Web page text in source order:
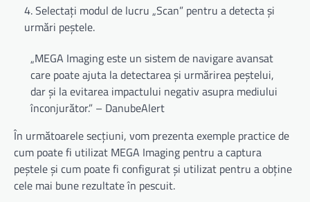
Selectați modul de lucru „Scan” pentru a detecta și
urmări peștele.
„MEGA Imaging este un sistem de navigare avansat
care poate ajuta la detectarea și urmărirea peștelui,
dar și la evitarea impactului negativ asupra mediului
înconjurător.” – DanubeAlert
În următoarele secțiuni, vom prezenta exemple practice de
cum poate fi utilizat MEGA Imaging pentru a captura
peștele și cum poate fi configurat și utilizat pentru a obține
cele mai bune rezultate în pescuit.